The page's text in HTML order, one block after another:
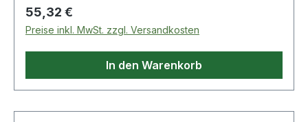
Regulärer Preis:
55,32 €
Preise inkl. MwSt. zzgl. Versandkosten
In den Warenkorb